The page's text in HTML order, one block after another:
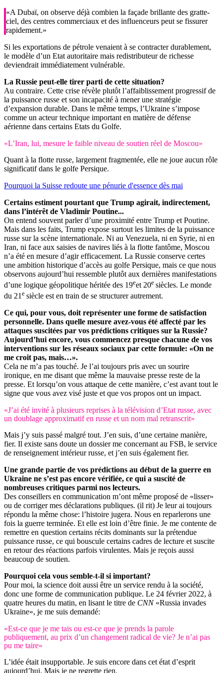
«A Dubaï, on observe déjà combien la façade brillante des gratte-
ciel, des centres commerciaux et des influenceurs peut se fissurer
rapidement.»
Si les exportations de pétrole venaient à se contracter durablement,
le modèle d’un Etat autoritaire mais redistributeur de richesse
deviendrait immédiatement vulnérable.
La Russie peut-elle tirer parti de cette situation?
Au contraire. Cette crise révèle plutôt l’affaiblissement progressif de
la puissance russe et son incapacité à mener une stratégie
d’expansion durable. Dans le même temps, l’Ukraine s’impose
comme un acteur technique important en matière de défense
aérienne dans certains Etats du Golfe.
«L’Iran, lui, mesure le faible niveau de soutien réel de Moscou»
Quant à la flotte russe, largement fragmentée, elle ne joue aucun rôle
significatif dans le golfe Persique.
Pourquoi la Suisse redoute une pénurie d'essence dès mai
Certains estiment pourtant que Trump agirait, indirectement,
dans l’intérêt de Vladimir Poutine...
On entend souvent parler d’une proximité entre Trump et Poutine.
Mais dans les faits, Trump expose surtout les limites de la puissance
russe sur la scène internationale. Ni au Venezuela, ni en Syrie, ni en
Iran, ni face aux saisies de navires liés à la flotte fantôme, Moscou
n’a été en mesure d’agir efficacement. La Russie conserve certes
une ambition historique d’accès au golfe Persique, mais ce que nous
observons aujourd’hui ressemble plutôt aux dernières manifestations
d’une logique géopolitique héritée des 19eet 20e siècles. Le monde
du 21 e siècle est en train de se structurer autrement.
Ce qui, pour vous, doit représenter une forme de satisfaction
personnelle. Dans quelle mesure avez-vous été affecté par les
attaques suscitées par vos prédictions critiques sur la Russie?
Aujourd’hui encore, vous commencez presque chacune de vos
interventions sur les réseaux sociaux par cette formule: «On ne
me croit pas, mais…».
Cela ne m’a pas touché. Je l’ai toujours pris avec un sourire
ironique, en me disant que même la mauvaise presse reste de la
presse. Et lorsqu’on vous attaque de cette manière, c’est avant tout le
signe que vous avez visé juste et que vos propos ont un impact.
«J’ai été invité à plusieurs reprises à la télévision d’Etat russe, avec
un doublage approximatif en russe et un nom mal retranscrit»
Mais j’y suis passé malgré tout. J’en suis, d’une certaine manière,
fier. Il existe sans doute un dossier me concernant au FSB, le service
de renseignement intérieur russe, et j’en suis également fier.
Une grande partie de vos prédictions au début de la guerre en
Ukraine ne s’est pas encore vérifiée, ce qui a suscité de
nombreuses critiques parmi nos lecteurs.
Des conseillers en communication m’ont même proposé de «lisser»
ou de corriger mes déclarations publiques. (il rit) Je leur ai toujours
répondu la même chose: l’histoire jugera. Nous en reparlerons une
fois la guerre terminée. Et elle est loin d’être finie. Je me contente de
remettre en question certains récits dominants sur la prétendue
puissance russe, ce qui bouscule certains cadres de lecture et suscite
en retour des réactions parfois virulentes. Mais je reçois aussi
beaucoup de soutien.
Pourquoi cela vous semble-t-il si important?
Pour moi, la science doit aussi être un service rendu à la société,
donc une forme de communication publique. Le 24 février 2022, à
quatre heures du matin, en lisant le titre de CNN«Russia invades
Ukraine», je me suis demandé:
«Est-ce que je me tais ou est-ce que je prends la parole
publiquement, au prix d’un changement radical de vie? Je n’ai pas
pu me taire»
L’idée était insupportable. Je suis encore dans cet état d’esprit
aujourd’hui. Mais je ne regrette rien.